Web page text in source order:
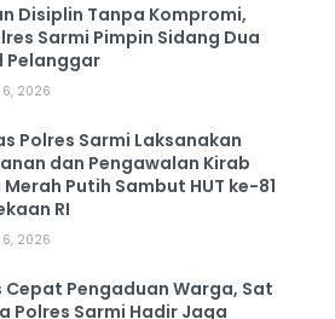
Disiplin Tanpa Kompromi,
Sarmi Pimpin Sidang Dua
Pelanggar
6, 2026
Polres Sarmi Laksanakan
dan Pengawalan Kirab
Putih Sambut HUT ke-81
RI
6, 2026
Cepat Pengaduan Warga, Sat
Polres Sarmi Hadir Jaga